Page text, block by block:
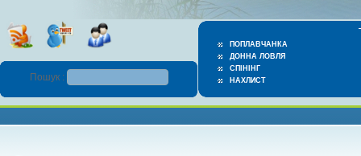
ПОПЛАВЧАНКА
ДОННА ЛОВЛЯ
СПІНІНГ
НАХЛИСТ
Пошук :